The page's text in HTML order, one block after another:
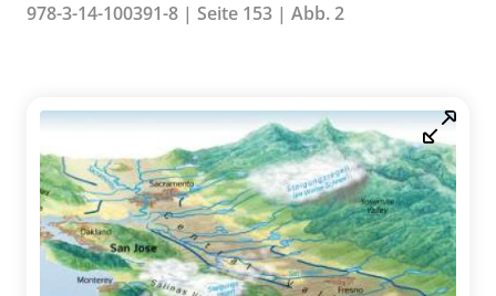
978-3-14-100391-8 | Seite 153 | Abb. 2